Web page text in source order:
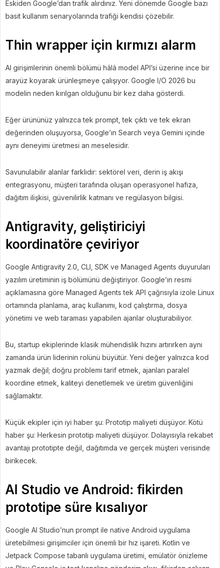
Eskiden Google’dan trafik alırdınız. Yeni dönemde Google bazı
basit kullanım senaryolarında trafiği kendisi çözebilir.
Thin wrapper için kırmızı alarm
AI girişimlerinin önemli bölümü hâlâ model API’si üzerine ince bir
arayüz koyarak ürünleşmeye çalışıyor. Google I/O 2026 bu
modelin neden kırılgan olduğunu bir kez daha gösterdi.
Eğer ürününüz yalnızca tek prompt, tek çıktı ve tek ekran
değerinden oluşuyorsa, Google’ın Search veya Gemini içinde
aynı deneyimi üretmesi an meselesidir.
Savunulabilir alanlar farklıdır: sektörel veri, derin iş akışı
entegrasyonu, müşteri tarafında oluşan operasyonel hafıza,
dağıtım ilişkisi, güvenilirlik katmanı ve regülasyon bilgisi.
Antigravity, geliştiriciyi
koordinatöre çeviriyor
Google Antigravity 2.0, CLI, SDK ve Managed Agents duyuruları
yazılım üretiminin iş bölümünü değiştiriyor. Google’ın resmi
açıklamasına göre Managed Agents tek API çağrısıyla izole Linux
ortamında planlama, araç kullanımı, kod çalıştırma, dosya
yönetimi ve web taraması yapabilen ajanlar oluşturabiliyor.
Bu, startup ekiplerinde klasik mühendislik hızını artırırken aynı
zamanda ürün liderinin rolünü büyütür. Yeni değer yalnızca kod
yazmak değil; doğru problemi tarif etmek, ajanları paralel
koordine etmek, kaliteyi denetlemek ve üretim güvenliğini
sağlamaktır.
Küçük ekipler için iyi haber şu: Prototip maliyeti düşüyor. Kötü
haber şu: Herkesin prototip maliyeti düşüyor. Dolayısıyla rekabet
avantajı prototipte değil, dağıtımda ve gerçek müşteri verisinde
birikecek.
AI Studio ve Android: fikirden
prototipe süre kısalıyor
Google AI Studio’nun prompt ile native Android uygulama
üretebilmesi girişimciler için önemli bir hız işareti. Kotlin ve
Jetpack Compose tabanlı uygulama üretimi, emülatör önizleme